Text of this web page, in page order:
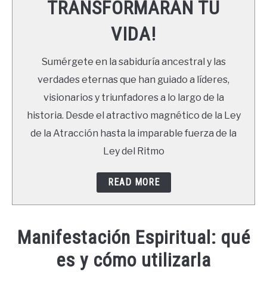
RECURSOS
NEWSLETTER
TRANSFORMARÁN TU
VIDA!
Sumérgete en la sabiduría ancestral y las
verdades eternas que han guiado a líderes,
visionarios y triunfadores a lo largo de la
historia. Desde el atractivo magnético de la Ley
de la Atracción hasta la imparable fuerza de la
Ley del Ritmo
READ MORE
Manifestación Espiritual: qué
es y cómo utilizarla